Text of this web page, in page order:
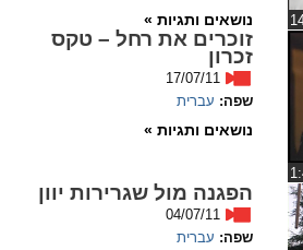
add_circle_outline
spellcheck
ניגודיות צבעים
נושאים ותגיות »
זוכרים את רחל – טקס
זכרון
17/07/11
שפה: עברית
נושאים ותגיות »
הפגנה מול שגרירות יוון
04/07/11
שפה: עברית